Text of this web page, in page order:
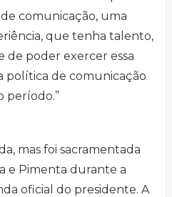
comunicação, uma
que tenha talento,
de poder exercer essa
política de comunicação
período.”
mas foi sacramentada
e Pimenta durante a
oficial do presidente. A